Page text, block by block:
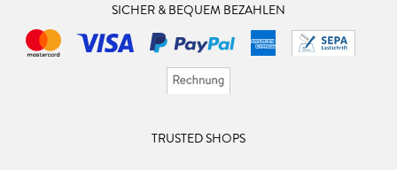
SICHER & BEQUEM BEZAHLEN
TRUSTED SHOPS